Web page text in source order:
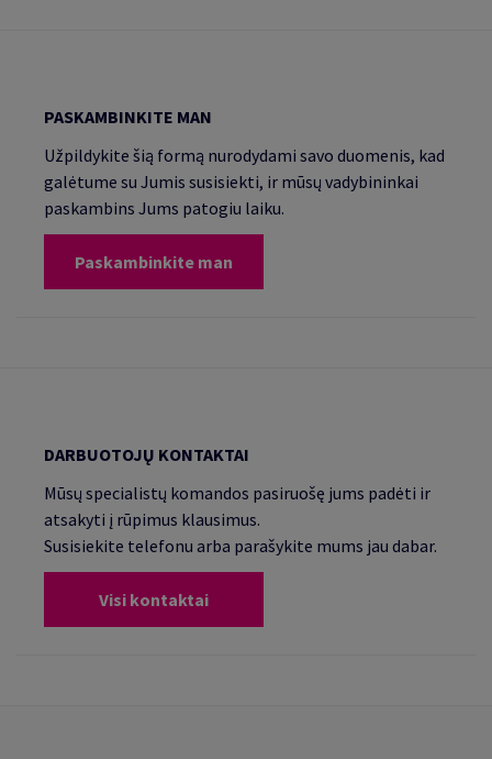
PASKAMBINKITE MAN
Užpildykite šią formą nurodydami savo duomenis, kad
galėtume su Jumis susisiekti, ir mūsų vadybininkai
paskambins Jums patogiu laiku.
Paskambinkite man
DARBUOTOJŲ KONTAKTAI
Mūsų specialistų komandos pasiruošę jums padėti ir
atsakyti į rūpimus klausimus.
Susisiekite telefonu arba parašykite mums jau dabar.
Visi kontaktai